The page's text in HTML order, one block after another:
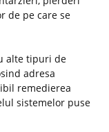
de pe care se
alte tipuri de
adresa
remedierea
sistemelor puse